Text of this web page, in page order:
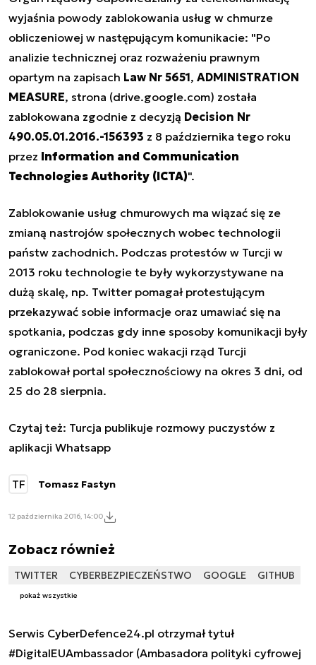
wyjaśnia powody zablokowania usług w chmurze
obliczeniowej w następującym komunikacie: "Po
analizie technicznej oraz rozważeniu prawnym
opartym na zapisach Law Nr 5651, ADMINISTRATION
MEASURE, strona (drive.google.com) została
zablokowana zgodnie z decyzją Decision Nr
490.05.01.2016.-156393 z 8 października tego roku
przez Information and Communication
Technologies Authority (ICTA)".
Zablokowanie usług chmurowych ma wiązać się ze
zmianą nastrojów społecznych wobec technologii
państw zachodnich. Podczas protestów w Turcji w
2013 roku technologie te były wykorzystywane na
dużą skalę, np. Twitter pomagał protestującym
przekazywać sobie informacje oraz umawiać się na
spotkania, podczas gdy inne sposoby komunikacji były
ograniczone. Pod koniec wakacji rząd Turcji
zablokował portal społecznościowy na okres 3 dni, od
25 do 28 sierpnia.
Czytaj też: Turcja publikuje rozmowy puczystów z
aplikacji Whatsapp
TF Tomasz Fastyn
12 października 2016, 14:00
Zobacz również
TWITTER CYBERBEZPIECZEŃSTWO GOOGLE GITHUB
pokaż wszystkie
Serwis CyberDefence24.pl otrzymał tytuł
#DigitalEUAmbassador (Ambasadora polityki cyfrowej